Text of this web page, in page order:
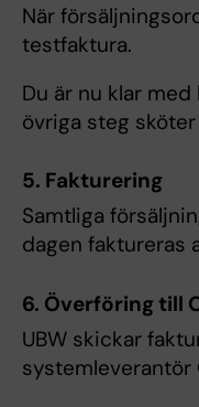
När
testfaktura.
Du är nu klar
övriga steg
5. Fakturering
Samtliga
dagen faktureras
6. Överföring till
UBW skickar
systemleverantör